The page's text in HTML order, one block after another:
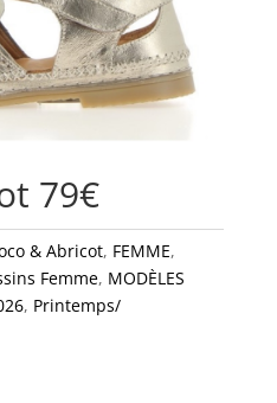
79€
& Abricot, FEMME,
Femme, MODÈLES
, Printemps/